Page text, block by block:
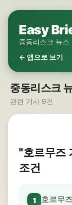
Easy
중동리스크 뉴스
← 앱으로 보기
중동리스크
관련 기사 9건
"호르무즈
조건
1
호르무